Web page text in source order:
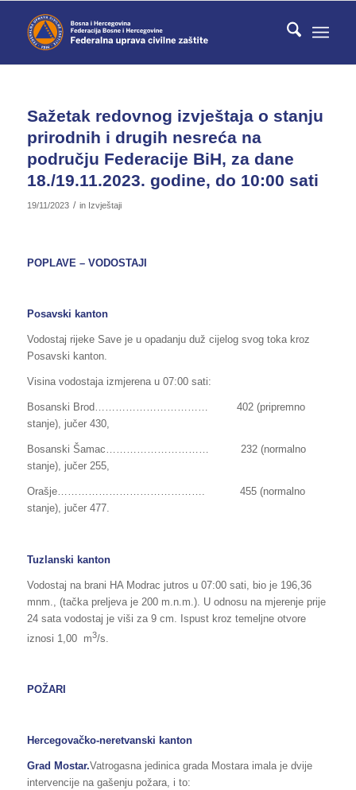
Sažetak redovnog izvještaja o stanju
prirodnih i drugih nesreća na
području Federacije BiH, za dane
18./19.11.2023. godine, do 10:00 sati
19/11/2023 / in Izvještaji
POPLAVE – VODOSTAJI
Posavski kanton
Vodostaj rijeke Save je u opadanju duž cijelog svog toka kroz
Posavski kanton.
Visina vodostaja izmjerena u 07:00 sati:
Bosanski Brod…………………………… 402 (pripremno
stanje), jučer 430,
Bosanski Šamac………………………… 232 (normalno
stanje), jučer 255,
Orašje……………………………………. 455 (normalno
stanje), jučer 477.
Tuzlanski kanton
Vodostaj na brani HA Modrac jutros u 07:00 sati, bio je 196,36
mnm., (tačka preljeva je 200 m.n.m.). U odnosu na mjerenje prije
24 sata vodostaj je viši za 9 cm. Ispust kroz temeljne otvore
iznosi 1,00 m3/s.
POŽARI
Hercegovačko-neretvanski kanton
Grad Mostar.Vatrogasna jedinica grada Mostara imala je dvije
intervencije na gašenju požara, i to: